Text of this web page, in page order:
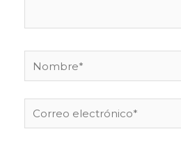
Nombre*
Correo
electrónico*